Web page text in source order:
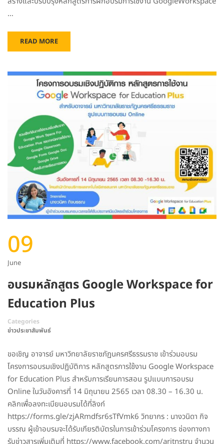
…
READ MORE
09
June
อบรมหลักสูตร Google Workspace for
Education Plus
Categories
ข่าวประชาสัมพันธ์
ขอเชิญ อาจารย์ มหาวิทยาลัยราชภัฏนครศรีธรรมราช เข้าร่วมอบรม
โครงการอบรมเชิงปฏิบัติการ หลักสูตรการใช้งาน Google Workspace
for Education Plus สำหรับการเรียนการสอน รูปแบบการอบรม
Online ในวันอังคารที่ 14 มิถุนายน 2565 เวลา 08.30 – 16.30 น.
คลิกเพื่อลงทะเบียนอบรมได้ที่ลิงก์
https://forms.gle/zjARmdfsr6sTfVmk6 วิทยากร : นางวนิดา กิจ
บรรณ ผู้เข้าอบรมจะได้รับเกียรติบัตรในการเข้าร่วมโครงการ ช่องทางกา